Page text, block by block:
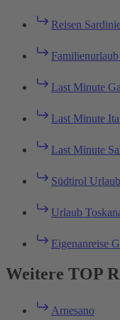
Reisen
Last Minute
Last Minute
Last Minute
Südtirol Urlaub
Urlaub
Eigenanreise
Weitere TOP
Arnesano